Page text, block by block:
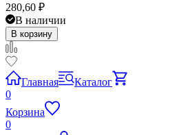
280,60 ₽
В наличии
В корзину
Главная
Каталог
0
Корзина
0